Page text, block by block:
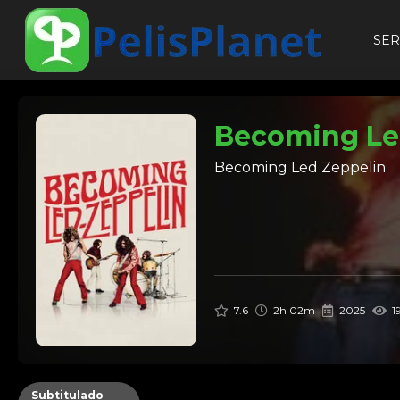
Becoming
Becoming Led Zeppelin
7.6 2h 02m 2025
Subtitulado